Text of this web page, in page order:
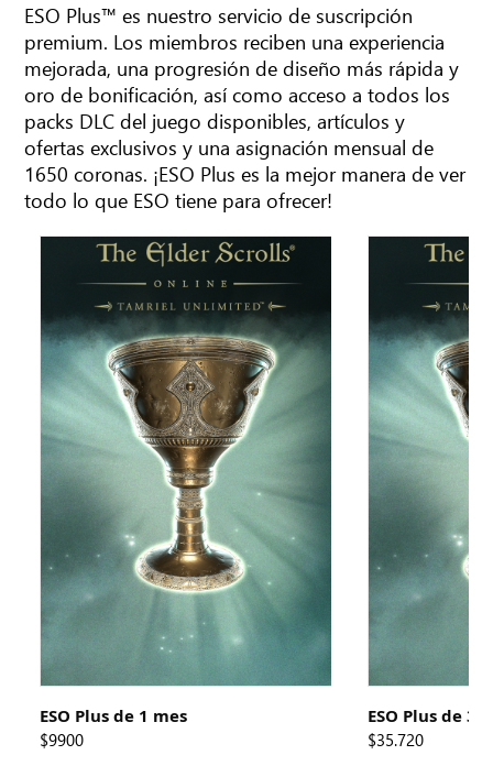
ESO Plus™ es nuestro servicio de suscripción
premium. Los miembros reciben una experiencia
mejorada, una progresión de diseño más rápida y
oro de bonificación, así como acceso a todos los
packs DLC del juego disponibles, artículos y
ofertas exclusivos y una asignación mensual de
1650 coronas. ¡ESO Plus es la mejor manera de ver
todo lo que ESO tiene para ofrecer!
ESO Plus de 1 mes
$9900
ESO Plus de 3
$35.720